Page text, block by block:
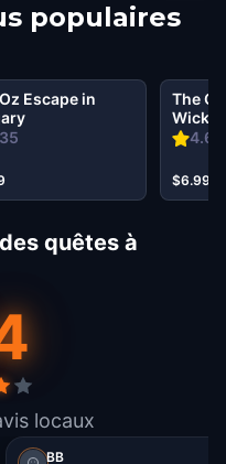
populaires
Escape in
4.69
The
$6.99
quêtes à
locaux
BB